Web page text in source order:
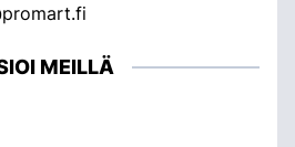
MEILLÄ